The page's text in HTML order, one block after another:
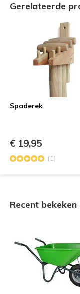
Gerelateerde
Spaderek
€ 19,95
(1)
Recent bekeken